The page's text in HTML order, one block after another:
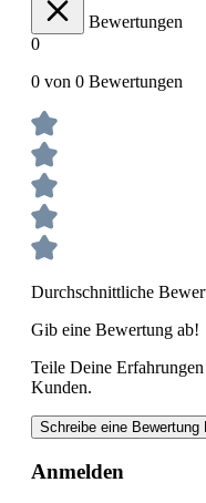
Bewertungen
0
0 von 0 Bewertungen
Durchschnittliche
Gib eine Bewertung ab!
Teile Deine
Kunden.
Schreibe eine Bewertung
Anmelden